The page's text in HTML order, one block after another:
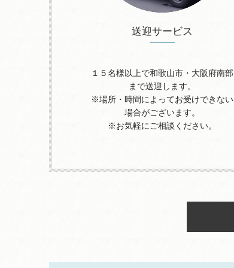
送迎サービス
１５名様以上で和歌山市・大阪府南部
まで送迎します。
※場所・時間によってお受けできない
場合がございます。
※お気軽にご相談ください。